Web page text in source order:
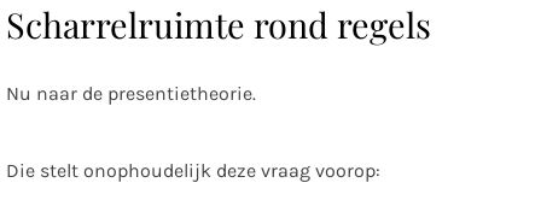
Scharrelruimte rond regels
Nu naar de presentietheorie.
Die stelt onophoudelijk deze vraag voorop: